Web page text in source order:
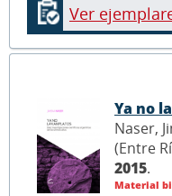
Ver
Ya no
Naser,
(Entre
2015.
Material